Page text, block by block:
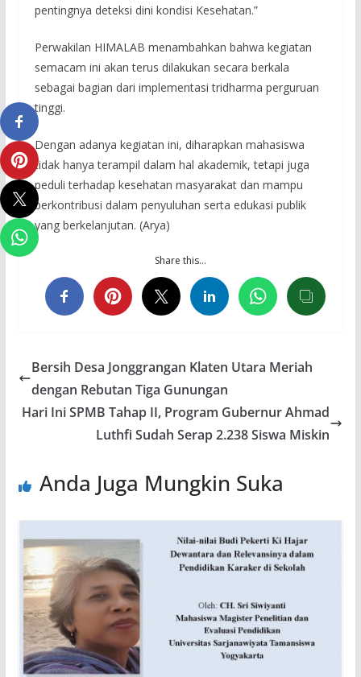
pentingnya deteksi dini kondisi Kesehatan.”
Perwakilan HIMALAB menambahkan bahwa kegiatan
semacam ini akan terus dilakukan secara berkala
sebagai bagian dari implementasi tridharma perguruan
tinggi.
Dengan adanya kegiatan ini, diharapkan mahasiswa
tidak hanya terampil dalam hal akademik, tetapi juga
peduli terhadap kesehatan masyarakat dan mampu
berkontribusi dalam penyuluhan serta edukasi publik
yang berkelanjutan. (Arya)
Share this…
Bersih Desa Jonggrangan Klaten Utara Meriah
dengan Rebutan Tiga Gunungan
Hari Ini SPMB Tahap II, Program Gubernur Ahmad
Luthfi Sudah Serap 2.238 Siswa Miskin
Anda Juga Mungkin Suka